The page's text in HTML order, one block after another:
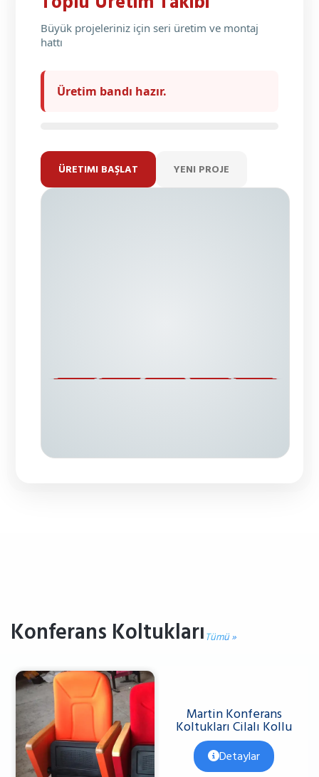
Büyük projeleriniz için seri üretim ve montaj
hattı
Üretim bandı hazır.
ÜRETIMI BAŞLAT YENI PROJE
Konferans KoltuklarıTümü »
Martin Konferans
Koltukları Cilalı Kollu
Detaylar